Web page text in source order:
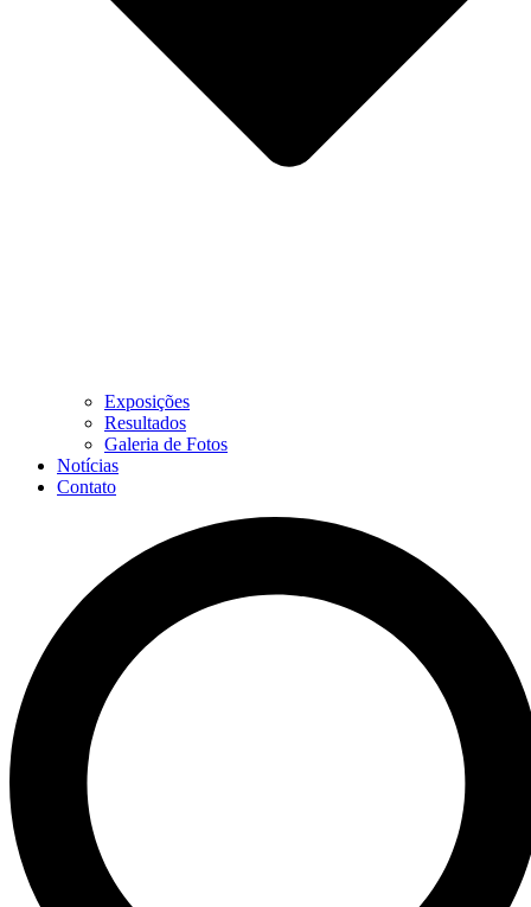
Exposições
Resultados
Galeria de Fotos
Notícias
Contato